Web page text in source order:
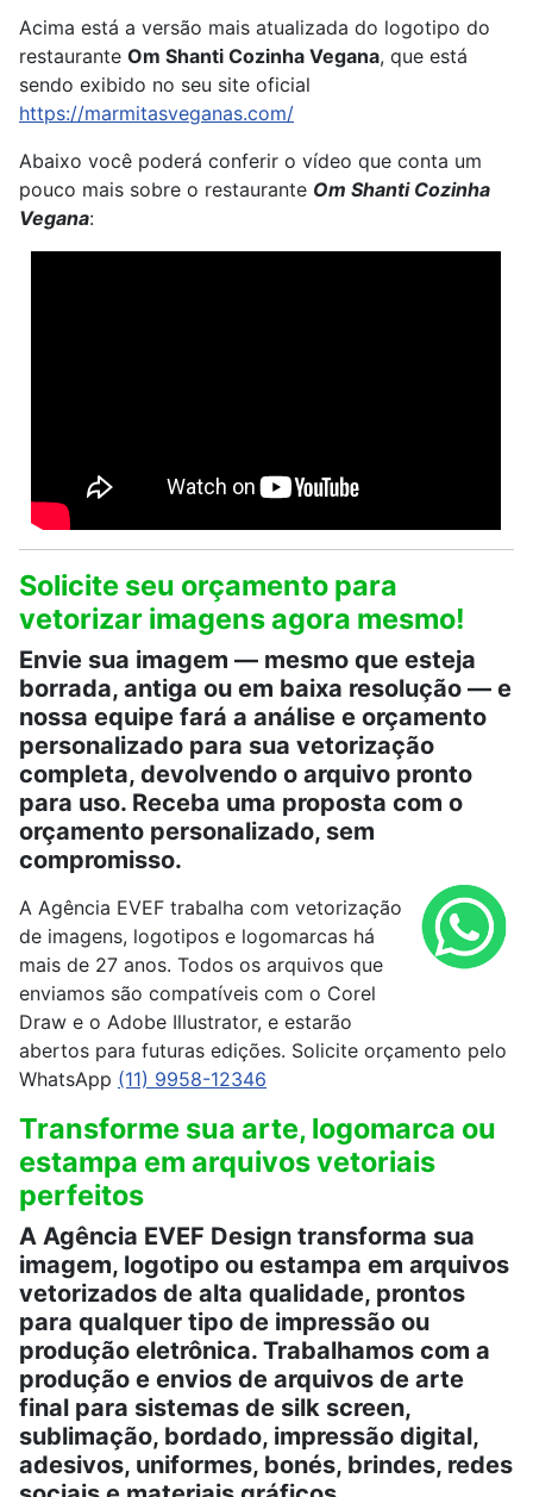
Acima está a versão mais atualizada do logotipo do
restaurante Om Shanti Cozinha Vegana, que está
sendo exibido no seu site oficial
https://marmitasveganas.com/
Abaixo você poderá conferir o vídeo que conta um
pouco mais sobre o restaurante Om Shanti Cozinha
Vegana:
Solicite seu orçamento para
vetorizar imagens agora mesmo!
Envie sua imagem — mesmo que esteja
borrada, antiga ou em baixa resolução — e
nossa equipe fará a análise e orçamento
personalizado para sua vetorização
completa, devolvendo o arquivo pronto
para uso. Receba uma proposta com o
orçamento personalizado, sem
compromisso.
A Agência EVEF trabalha com vetorização
de imagens, logotipos e logomarcas há
mais de 27 anos. Todos os arquivos que
enviamos são compatíveis com o Corel
Draw e o Adobe Illustrator, e estarão
abertos para futuras edições. Solicite orçamento pelo
WhatsApp (11) 9958-12346
Transforme sua arte, logomarca ou
estampa em arquivos vetoriais
perfeitos
A Agência EVEF Design transforma sua
imagem, logotipo ou estampa em arquivos
vetorizados de alta qualidade, prontos
para qualquer tipo de impressão ou
produção eletrônica. Trabalhamos com a
produção e envios de arquivos de arte
final para sistemas de silk screen,
sublimação, bordado, impressão digital,
adesivos, uniformes, bonés, brindes, redes